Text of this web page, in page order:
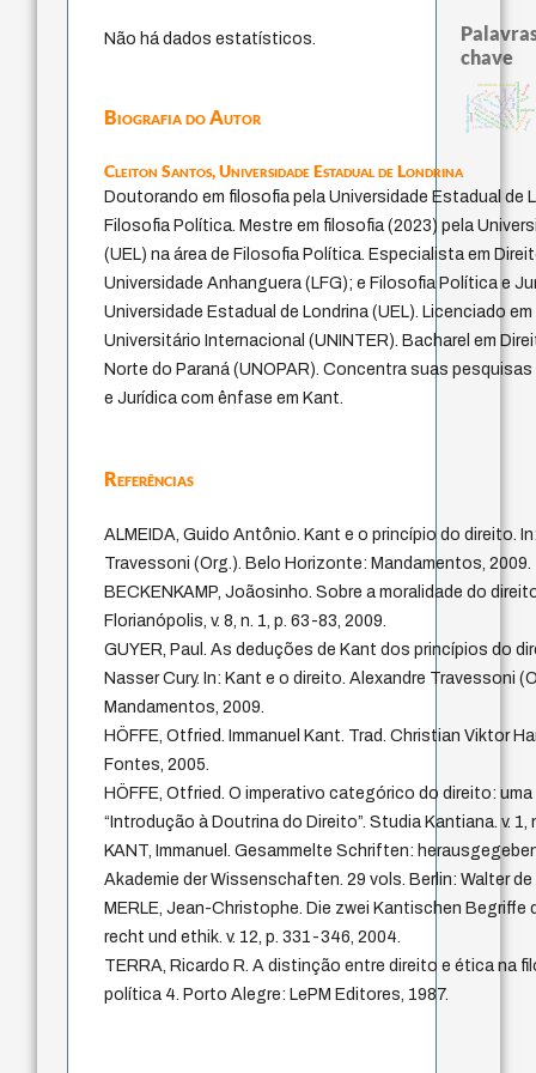
Não há dados estatísticos.
Biografia do Autor
Cleiton Santos,Universidade Estadual de Londrina
Doutorando em filosofia pela Universidade Estadual de
Filosofia Política. Mestre em filosofia (2023) pela
(UEL) na área de Filosofia Política. Especialista em
Universidade Anhanguera (LFG); e Filosofia Política e
Universidade Estadual de Londrina (UEL). Licenciado
Universitário Internacional (UNINTER). Bacharel em
Norte do Paraná (UNOPAR). Concentra suas
e Jurídica com ênfase em Kant.
Referências
ALMEIDA, Guido Antônio. Kant e o princípio do direito.
Travessoni (Org.). Belo Horizonte: Mandamentos, 2009.
BECKENKAMP, Joãosinho. Sobre a moralidade do
Florianópolis, v. 8, n. 1, p. 63-83, 2009.
GUYER, Paul. As deduções de Kant dos princípios do
Nasser Cury. In: Kant e o direito. Alexandre Travessoni
Mandamentos, 2009.
HÖFFE, Otfried. Immanuel Kant. Trad. Christian Viktor
Fontes, 2005.
HÖFFE, Otfried. O imperativo categórico do direito:
“Introdução à Doutrina do Direito”. Studia Kantiana. v. 1,
KANT, Immanuel. Gesammelte Schriften:
Akademie der Wissenschaften. 29 vols. Berlin: Walter de
MERLE, Jean-Christophe. Die zwei Kantischen
recht und ethik. v. 12, p. 331-346, 2004.
TERRA, Ricardo R. A distinção entre direito e ética na
política 4. Porto Alegre: LePM Editores, 1987.
chave
fundamentalismo
jacobi
protágoras experiência temporal
metafísica do tempo
género idade
intolerância
history of philosophy
identidade nacional
homem-medida
filosofias indígenas j.c.m. neto
palavra
perdón
leyes
violencia
logos
lei
desejo sacrifício
mind
therapy